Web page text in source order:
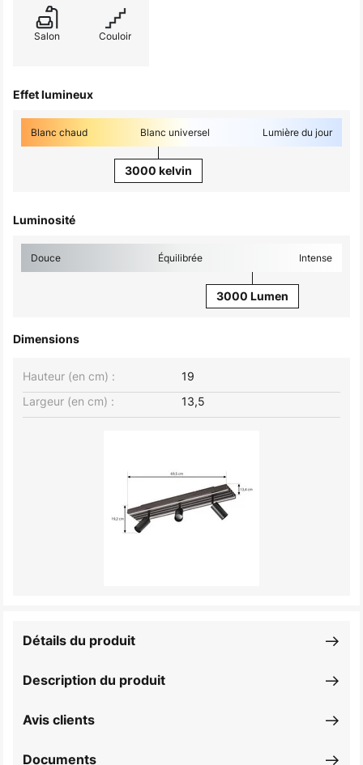
Salon Couloir
Effet lumineux
Blanc chaud Blanc universel Lumière du jour
3000 kelvin
Luminosité
Douce Équilibrée Intense
3000 Lumen
Dimensions
Largeur (en cm) : 13,5
Hauteur (en cm) : 19
Description du produit
Détails du produit
Avis clients
Documents